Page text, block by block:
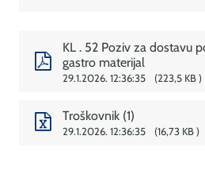
KL . 52 Poziv za dostavu
gastro materijal
29.1.2026. 12:36:35 223,5 KB
Troškovnik (1)
29.1.2026. 12:36:35 16,73 KB